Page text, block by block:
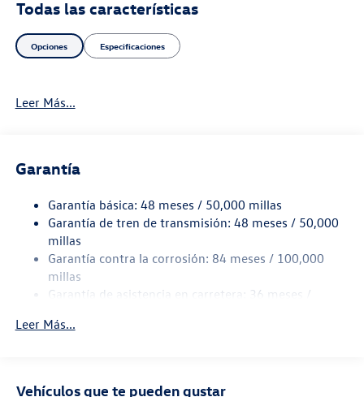
Todas las características
Opciones Especificaciones
Leer Más...
Garantía
Garantía básica: 48 meses / 50,000 millas
Garantía de tren de transmisión: 48 meses / 50,000
millas
Garantía contra la corrosión: 84 meses / 100,000
millas
Garantía de asistencia en carretera: 36 meses /
Garantía de mantenimiento: 24 meses / 20,000
Leer Más...
Vehículos que te pueden gustar